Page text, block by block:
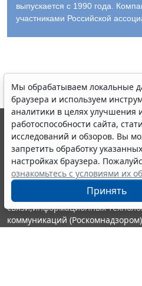
выпускается с 1990 года.
участниками Российской
Мы обрабатываем локальные
браузера и используем
аналитики в целях улучшения
работоспособности сайта,
исследований и обзоров. Вы
запретить обработку
настройках браузера.
ознакомьтесь с условиями их
Принять
© ООО "НПП "ГАРАНТ-СЕРВИС",
выпускается с 1990 года.
являются участниками
информации ГАРАНТ.
Портал ГАРАНТ.РУ
издания Федеральной службой
связи,информационных
коммуникаций